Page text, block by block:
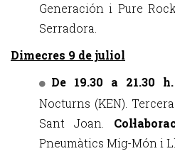
Generación i Pure
Serradora.
Dimecres 9 de juliol
De 19.30 a 21.30 h.
Nocturns (KEN).
Sant Joan.
Pneumàtics Mig-Món i